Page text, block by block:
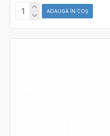
ADAUGĂ ÎN COŞ